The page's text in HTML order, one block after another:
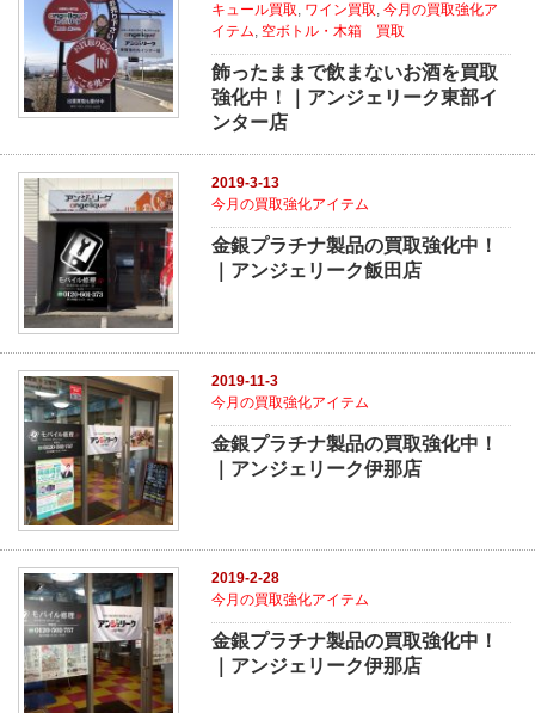
キュール買取, ワイン買取,今月の買取強化ア
イテム, 空ボトル・木箱 買取
飾ったままで飲まないお酒を買取
強化中！｜アンジェリーク東部イ
ンター店
2019-3-13
今月の買取強化アイテム
金銀プラチナ製品の買取強化中！
｜アンジェリーク飯田店
2019-11-3
今月の買取強化アイテム
金銀プラチナ製品の買取強化中！
｜アンジェリーク伊那店
2019-2-28
今月の買取強化アイテム
金銀プラチナ製品の買取強化中！
｜アンジェリーク伊那店